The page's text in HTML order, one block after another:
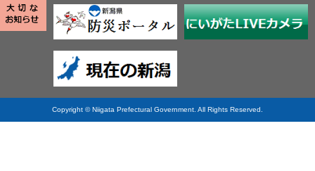
Copyright © Niigata Prefectural Government. All Rights Reserved.